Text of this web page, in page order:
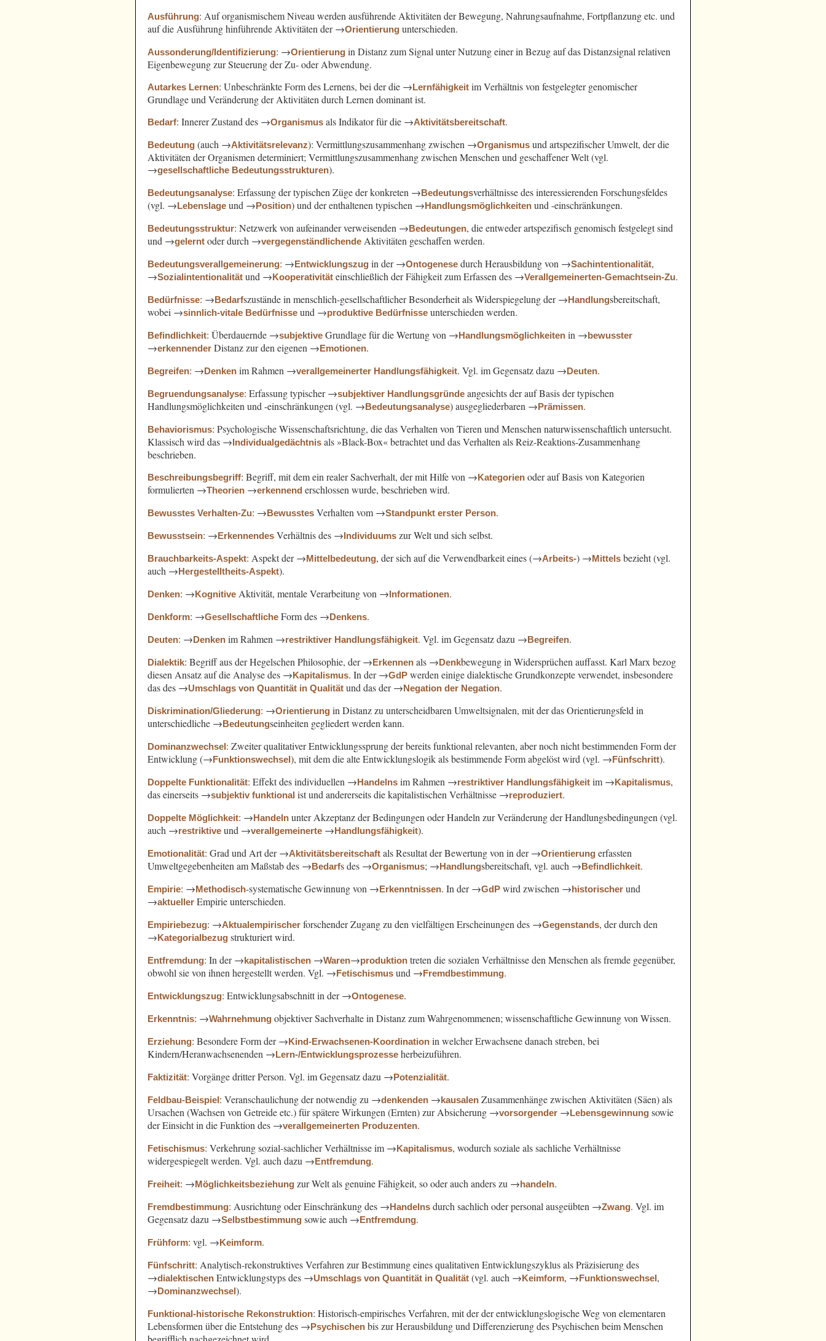
Ausführung: Auf organismischem Niveau werden ausführende Aktivitäten der Bewegung, Nahrungsaufnahme, Fortpflanzung etc. und
auf die Ausführung hinführende Aktivitäten der →Orientierung unterschieden.
Aussonderung/Identifizierung: →Orientierung in Distanz zum Signal unter Nutzung einer in Bezug auf das Distanzsignal relativen
Eigenbewegung zur Steuerung der Zu- oder Abwendung.
Autarkes Lernen: Unbeschränkte Form des Lernens, bei der die →Lernfähigkeit im Verhältnis von festgelegter genomischer
Grundlage und Veränderung der Aktivitäten durch Lernen dominant ist.
Bedarf: Innerer Zustand des →Organismus als Indikator für die →Aktivitätsbereitschaft.
Bedeutung (auch →Aktivitätsrelevanz): Vermittlungszusammenhang zwischen →Organismus und artspezifischer Umwelt, der die
Aktivitäten der Organismen determiniert; Vermittlungszusammenhang zwischen Menschen und geschaffener Welt (vgl.
→gesellschaftliche Bedeutungsstrukturen).
Bedeutungsanalyse: Erfassung der typischen Züge der konkreten →Bedeutungsverhältnisse des interessierenden Forschungsfeldes
(vgl. →Lebenslage und →Position) und der enthaltenen typischen →Handlungsmöglichkeiten und -einschränkungen.
Bedeutungsstruktur: Netzwerk von aufeinander verweisenden →Bedeutungen, die entweder artspezifisch genomisch festgelegt sind
und →gelernt oder durch →vergegenständlichende Aktivitäten geschaffen werden.
Bedeutungsverallgemeinerung: →Entwicklungszug in der →Ontogenese durch Herausbildung von →Sachintentionalität,
→Sozialintentionalität und →Kooperativität einschließlich der Fähigkeit zum Erfassen des →Verallgemeinerten-Gemachtsein-Zu.
Bedürfnisse: →Bedarfszustände in menschlich-gesellschaftlicher Besonderheit als Widerspiegelung der →Handlungsbereitschaft,
wobei →sinnlich-vitale Bedürfnisse und →produktive Bedürfnisse unterschieden werden.
Befindlichkeit: Überdauernde →subjektive Grundlage für die Wertung von →Handlungsmöglichkeiten in →bewusster
→erkennender Distanz zur den eigenen →Emotionen.
Begreifen: →Denken im Rahmen →verallgemeinerter Handlungsfähigkeit. Vgl. im Gegensatz dazu →Deuten.
Begruendungsanalyse: Erfassung typischer →subjektiver Handlungsgründe angesichts der auf Basis der typischen
Handlungsmöglichkeiten und -einschränkungen (vgl. →Bedeutungsanalyse) ausgegliederbaren →Prämissen.
Behaviorismus: Psychologische Wissenschaftsrichtung, die das Verhalten von Tieren und Menschen naturwissenschaftlich untersucht.
Klassisch wird das →Individualgedächtnis als »Black-Box« betrachtet und das Verhalten als Reiz-Reaktions-Zusammenhang
beschrieben.
Beschreibungsbegriff: Begriff, mit dem ein realer Sachverhalt, der mit Hilfe von →Kategorien oder auf Basis von Kategorien
formulierten →Theorien →erkennend erschlossen wurde, beschrieben wird.
Bewusstes Verhalten-Zu: →Bewusstes Verhalten vom →Standpunkt erster Person.
Bewusstsein: →Erkennendes Verhältnis des →Individuums zur Welt und sich selbst.
Brauchbarkeits-Aspekt: Aspekt der →Mittelbedeutung, der sich auf die Verwendbarkeit eines (→Arbeits-) →Mittels bezieht (vgl.
auch →Hergestelltheits-Aspekt).
Denken: →Kognitive Aktivität, mentale Verarbeitung von →Informationen.
Denkform: →Gesellschaftliche Form des →Denkens.
Deuten: →Denken im Rahmen →restriktiver Handlungsfähigkeit. Vgl. im Gegensatz dazu →Begreifen.
Dialektik: Begriff aus der Hegelschen Philosophie, der →Erkennen als →Denkbewegung in Widersprüchen auffasst. Karl Marx bezog
diesen Ansatz auf die Analyse des →Kapitalismus. In der →GdP werden einige dialektische Grundkonzepte verwendet, insbesondere
das des →Umschlags von Quantität in Qualität und das der →Negation der Negation.
Diskrimination/Gliederung: →Orientierung in Distanz zu unterscheidbaren Umweltsignalen, mit der das Orientierungsfeld in
unterschiedliche →Bedeutungseinheiten gegliedert werden kann.
Dominanzwechsel: Zweiter qualitativer Entwicklungssprung der bereits funktional relevanten, aber noch nicht bestimmenden Form der
Entwicklung (→Funktionswechsel), mit dem die alte Entwicklungslogik als bestimmende Form abgelöst wird (vgl. →Fünfschritt).
Doppelte Funktionalität: Effekt des individuellen →Handelns im Rahmen →restriktiver Handlungsfähigkeit im →Kapitalismus,
das einerseits →subjektiv funktional ist und andererseits die kapitalistischen Verhältnisse →reproduziert.
Doppelte Möglichkeit: →Handeln unter Akzeptanz der Bedingungen oder Handeln zur Veränderung der Handlungsbedingungen (vgl.
auch →restriktive und →verallgemeinerte →Handlungsfähigkeit).
Emotionalität: Grad und Art der →Aktivitätsbereitschaft als Resultat der Bewertung von in der →Orientierung erfassten
Umweltgegebenheiten am Maßstab des →Bedarfs des →Organismus; →Handlungsbereitschaft, vgl. auch →Befindlichkeit.
Empirie: →Methodisch-systematische Gewinnung von →Erkenntnissen. In der →GdP wird zwischen →historischer und
→aktueller Empirie unterschieden.
Empiriebezug: →Aktualempirischer forschender Zugang zu den vielfältigen Erscheinungen des →Gegenstands, der durch den
→Kategorialbezug strukturiert wird.
Entfremdung: In der →kapitalistischen →Waren→produktion treten die sozialen Verhältnisse den Menschen als fremde gegenüber,
obwohl sie von ihnen hergestellt werden. Vgl. →Fetischismus und →Fremdbestimmung.
Entwicklungszug: Entwicklungsabschnitt in der →Ontogenese.
Erkenntnis: →Wahrnehmung objektiver Sachverhalte in Distanz zum Wahrgenommenen; wissenschaftliche Gewinnung von Wissen.
Erziehung: Besondere Form der →Kind-Erwachsenen-Koordination in welcher Erwachsene danach streben, bei
Kindern/Heranwachsenenden →Lern-/Entwicklungsprozesse herbeizuführen.
Faktizität: Vorgänge dritter Person. Vgl. im Gegensatz dazu →Potenzialität.
Feldbau-Beispiel: Veranschaulichung der notwendig zu →denkenden →kausalen Zusammenhänge zwischen Aktivitäten (Säen) als
Ursachen (Wachsen von Getreide etc.) für spätere Wirkungen (Ernten) zur Absicherung →vorsorgender →Lebensgewinnung sowie
der Einsicht in die Funktion des →verallgemeinerten Produzenten.
Fetischismus: Verkehrung sozial-sachlicher Verhältnisse im →Kapitalismus, wodurch soziale als sachliche Verhältnisse
widergespiegelt werden. Vgl. auch dazu →Entfremdung.
Freiheit: →Möglichkeitsbeziehung zur Welt als genuine Fähigkeit, so oder auch anders zu →handeln.
Fremdbestimmung: Ausrichtung oder Einschränkung des →Handelns durch sachlich oder personal ausgeübten →Zwang. Vgl. im
Gegensatz dazu →Selbstbestimmung sowie auch →Entfremdung.
Frühform: vgl. →Keimform.
Fünfschritt: Analytisch-rekonstruktives Verfahren zur Bestimmung eines qualitativen Entwicklungszyklus als Präzisierung des
→dialektischen Entwicklungstyps des →Umschlags von Quantität in Qualität (vgl. auch →Keimform, →Funktionswechsel,
→Dominanzwechsel).
Funktional-historische Rekonstruktion: Historisch-empirisches Verfahren, mit der der entwicklungslogische Weg von elementaren
Lebensformen über die Entstehung des →Psychischen bis zur Herausbildung und Differenzierung des Psychischen beim Menschen